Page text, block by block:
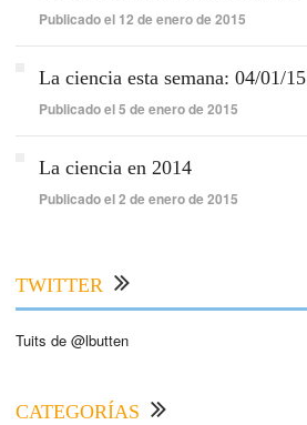
Publicado el 12 de enero de 2015
La ciencia esta semana: 04/01/15
Publicado el 5 de enero de 2015
La ciencia en 2014
Publicado el 2 de enero de 2015
TWITTER
Tuits de @lbutten
CATEGORÍAS